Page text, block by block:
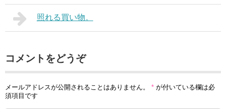
照れる買い物。
コメントをどうぞ
メールアドレスが公開されることはありません。 * が付いている欄は必
須項目です